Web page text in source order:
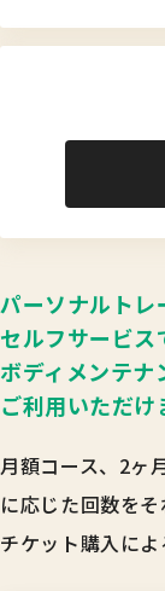
パーソナルトレ
セルフサービス
ボディメンテナ
ご利用いただけ
月額コース、2ヶ
に応じた回数を
チケット購入によ